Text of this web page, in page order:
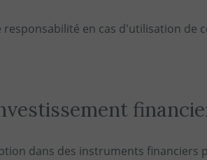
responsabilité en cas d'utilisation de
dans des instruments financiers